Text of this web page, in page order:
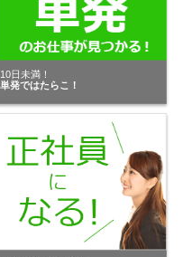
りました。
ン
りました。
10日未満！
単発ではたらこ！